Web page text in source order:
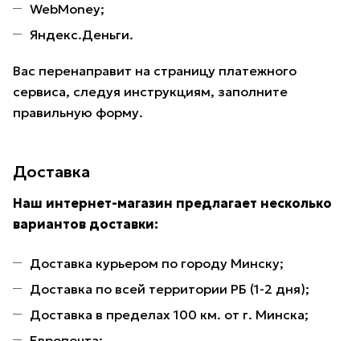
WebMoney;
Яндекс.Деньги.
Вас перенаправит на страницу платежного
сервиса, следуя инструкциям, заполните
правильную форму.
Доставка
Наш интернет-магазин предлагает несколько
вариантов доставки:
Доставка курьером по городу Минску;
Доставка по всей территории РБ (1-2 дня);
Доставка в пределах 100 км. от г. Минска;